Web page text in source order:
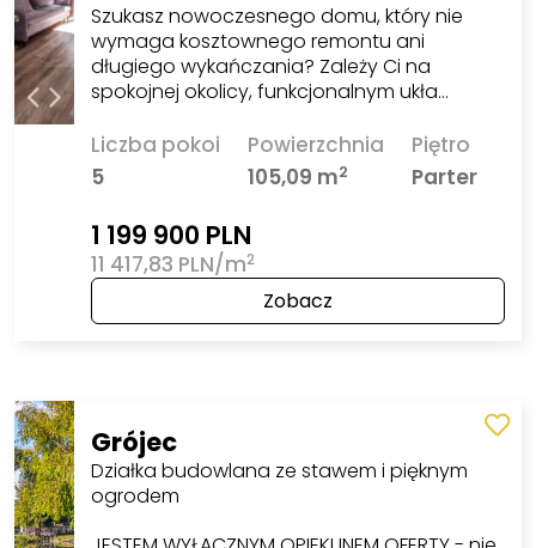
Szukasz nowoczesnego domu, który nie
wymaga kosztownego remontu ani
długiego wykańczania? Zależy Ci na
spokojnej okolicy, funkcjonalnym ukła…
Liczba pokoi
5
Powierzchnia
105,09 m2
Piętro
Parter
1 199 900 PLN
11 417,83 PLN/m2
Zobacz
Grójec
Działka budowlana ze stawem i pięknym
ogrodem